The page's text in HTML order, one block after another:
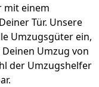
mit einem
Tür. Unsere
Umzugsgüter ein,
Umzug von
der Umzugshelfer